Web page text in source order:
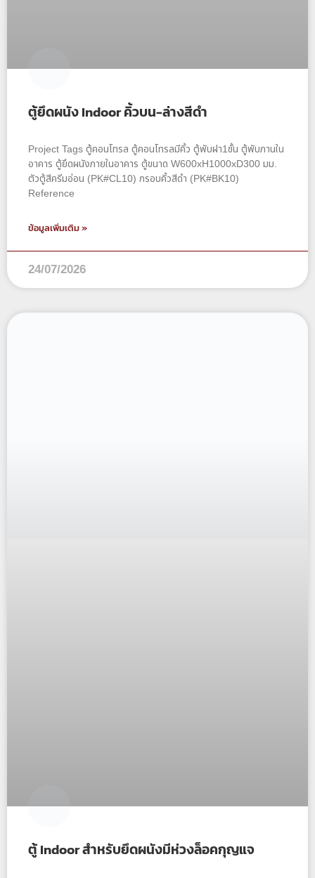
ตู้ยึดผนัง Indoor คิ้วบน-ล่างสีดำ
Project Tags ตู้คอนโทรล ตู้คอนโทรลมีคิ้ว ตู้พับฝา1ชั้น ตู้พับภานใน
อาคาร ตู้ยึดผนังภายในอาคาร ตู้ขนาด W600xH1000xD300 มม.
ตัวตู้สีครีมอ่อน (PK#CL10) กรอบคิ้วสีดำ (PK#BK10)
Reference
ข้อมูลเพิ่มเติม »
24/07/2026
ตู้ Indoor สำหรับยึดผนังมีห่วงล็อคกุญแจ